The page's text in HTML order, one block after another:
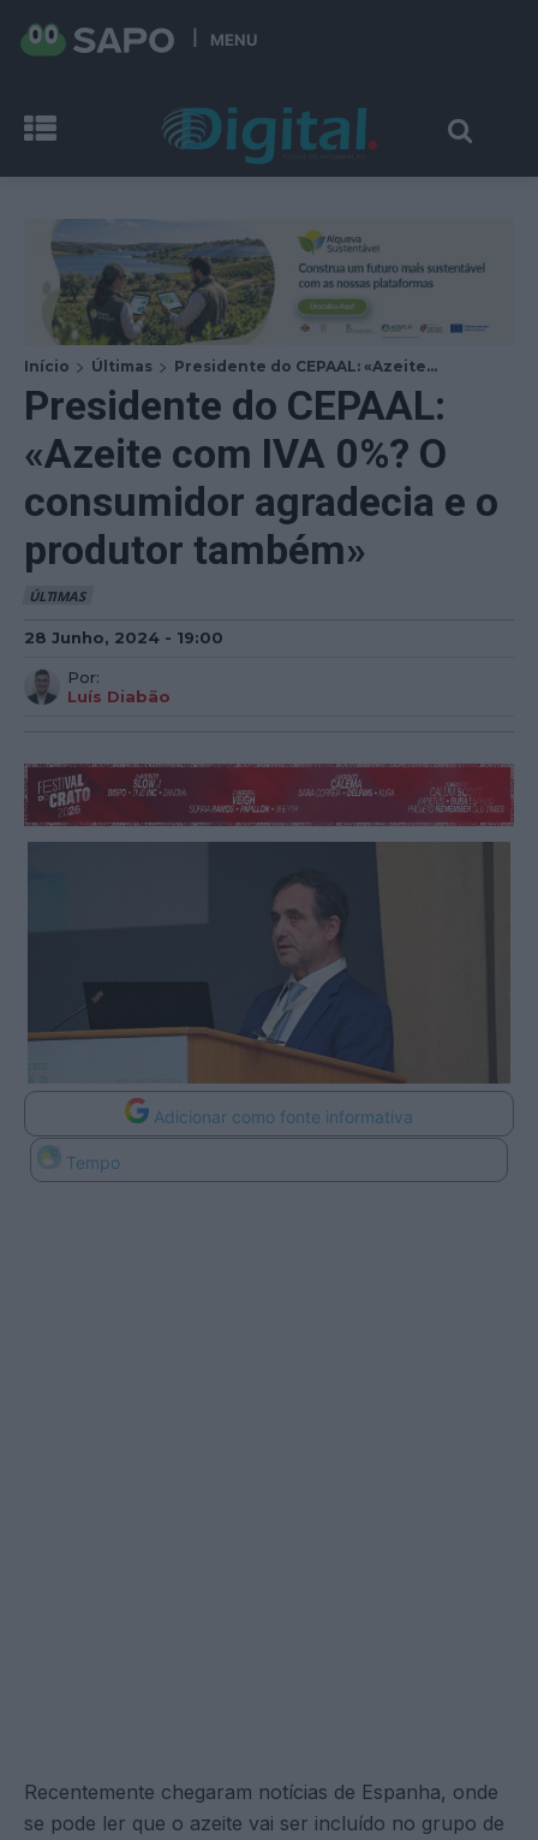
MENU
Início Últimas Presidente do CEPAAL: «Azeite...
Presidente do CEPAAL:
«Azeite com IVA 0%? O
consumidor agradecia e o
produtor também»
ÚLTIMAS
28 Junho, 2024 - 19:00
Por:
Luís Diabão
Adicionar como fonte informativa
Tempo
Recentemente chegaram notícias de Espanha, onde
se pode ler que o azeite vai ser incluído no grupo de